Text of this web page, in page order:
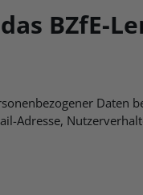
BZfE-
Daten
Adresse,